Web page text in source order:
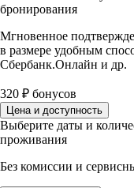
бронирования
Мгновенное
в размере удобным
Сбербанк.Онлайн и др.
320 ₽ бонусов
Цена и доступность
Выберите даты и
проживания
Без комиссии и